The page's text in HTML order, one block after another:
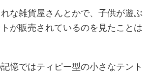
な雑貨屋さんとかで、子供が遊ぶ
が販売されているのを見たことは
憶ではティピー型の小さなテント